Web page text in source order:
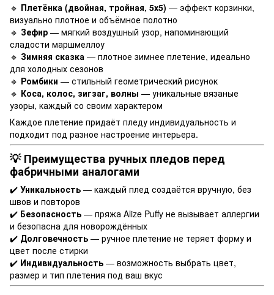
🔹 Плетёнка (двойная, тройная, 5х5) — эффект корзинки,
визуально плотное и объёмное полотно
🔹 Зефир — мягкий воздушный узор, напоминающий
сладости маршмеллоу
🔹 Зимняя сказка — плотное зимнее плетение, идеально
для холодных сезонов
🔹 Ромбики — стильный геометрический рисунок
🔹 Коса, колос, зигзаг, волны — уникальные вязаные
узоры, каждый со своим характером
Каждое плетение придаёт пледу индивидуальность и
подходит под разное настроение интерьера.
💡 Преимущества ручных пледов перед
фабричными аналогами
✔️ Уникальность — каждый плед создаётся вручную, без
швов и повторов
✔️ Безопасность — пряжа Alize Puffy не вызывает аллергии
и безопасна для новорождённых
✔️ Долговечность — ручное плетение не теряет форму и
цвет после стирки
✔️ Индивидуальность — возможность выбрать цвет,
размер и тип плетения под ваш вкус